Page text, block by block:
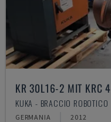
KR 30L16-2 MIT KRC 4
KUKA - BRACCIO ROBOTICO
GERMANIA 2012